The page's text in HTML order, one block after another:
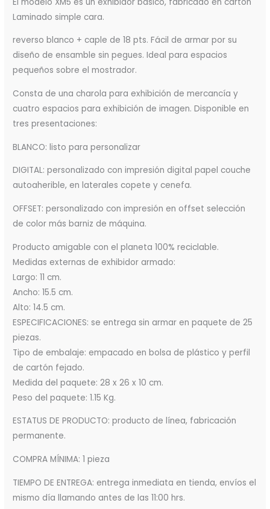
Laminado simple cara.
reverso blanco + caple de 18 pts. Fácil de armar por su
diseño de ensamble sin pegues. Ideal para espacios
pequeños sobre el mostrador.
Consta de una charola para exhibición de mercancía y
cuatro espacios para exhibición de imagen. Disponible en
tres presentaciones:
BLANCO: listo para personalizar
DIGITAL: personalizado con impresión digital papel couche
autoaherible, en laterales copete y cenefa.
OFFSET: personalizado con impresión en offset selección
de color más barniz de máquina.
Producto amigable con el planeta 100% reciclable.
Medidas externas de exhibidor armado:
Largo: 11 cm.
Ancho: 15.5 cm.
Alto: 14.5 cm.
ESPECIFICACIONES: se entrega sin armar en paquete de 25
piezas.
Tipo de embalaje: empacado en bolsa de plástico y perfil
de cartón fejado.
Medida del paquete: 28 x 26 x 10 cm.
Peso del paquete: 1.15 Kg.
ESTATUS DE PRODUCTO: producto de línea, fabricación
permanente.
COMPRA MÍNIMA: 1 pieza
TIEMPO DE ENTREGA: entrega inmediata en tienda, envíos el
mismo día llamando antes de las 11:00 hrs.